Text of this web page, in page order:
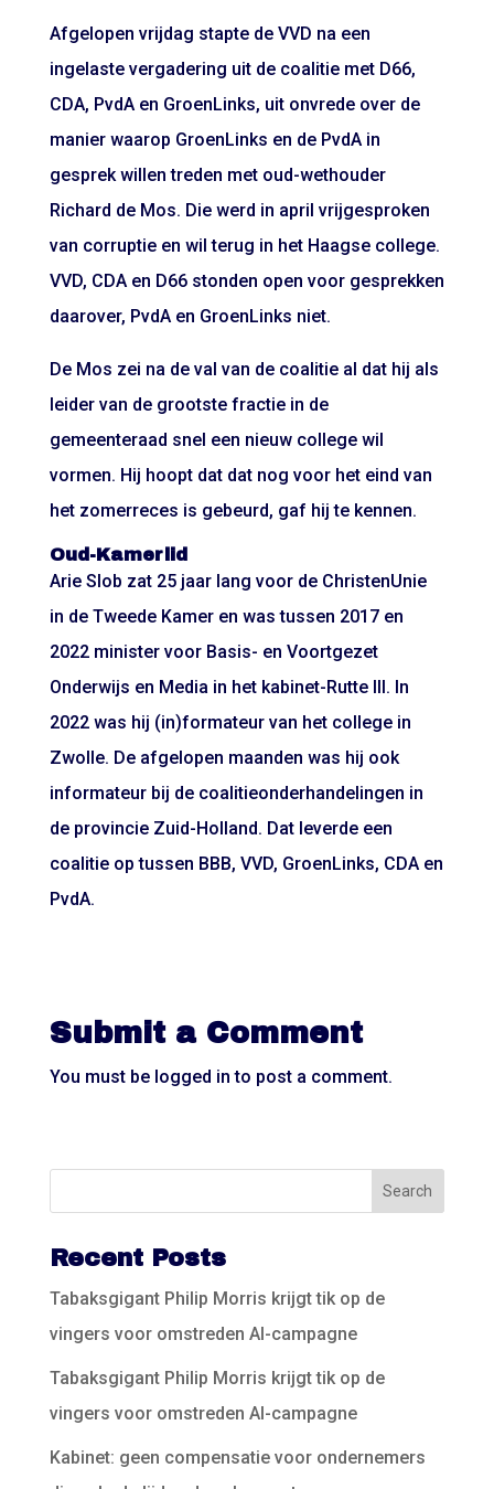
Afgelopen vrijdag stapte de VVD na een
ingelaste vergadering uit de coalitie met D66,
CDA, PvdA en GroenLinks, uit onvrede over de
manier waarop GroenLinks en de PvdA in
gesprek willen treden met oud-wethouder
Richard de Mos. Die werd in april vrijgesproken
van corruptie en wil terug in het Haagse college.
VVD, CDA en D66 stonden open voor gesprekken
daarover, PvdA en GroenLinks niet.
De Mos zei na de val van de coalitie al dat hij als
leider van de grootste fractie in de
gemeenteraad snel een nieuw college wil
vormen. Hij hoopt dat dat nog voor het eind van
het zomerreces is gebeurd, gaf hij te kennen.
Oud-Kamerlid
Arie Slob zat 25 jaar lang voor de ChristenUnie
in de Tweede Kamer en was tussen 2017 en
2022 minister voor Basis- en Voortgezet
Onderwijs en Media in het kabinet-Rutte III. In
2022 was hij (in)formateur van het college in
Zwolle. De afgelopen maanden was hij ook
informateur bij de coalitieonderhandelingen in
de provincie Zuid-Holland. Dat leverde een
coalitie op tussen BBB, VVD, GroenLinks, CDA en
PvdA.
Submit a Comment
You must be logged in to post a comment.
Recent Posts
Tabaksgigant Philip Morris krijgt tik op de
vingers voor omstreden AI-campagne
Tabaksgigant Philip Morris krijgt tik op de
vingers voor omstreden AI-campagne
Kabinet: geen compensatie voor ondernemers